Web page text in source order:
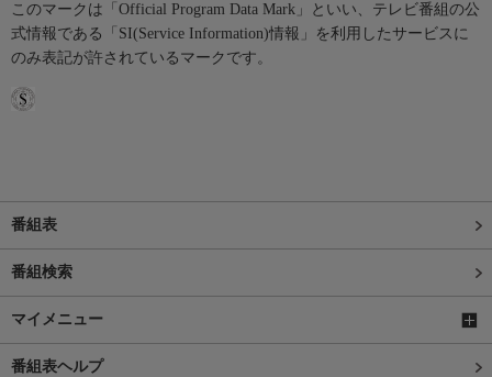
このマークは「Official Program Data Mark」といい、テレビ番組の公
式情報である「SI(Service Information)情報」を利用したサービスに
のみ表記が許されているマークです。
番組表
番組検索
マイメニュー
番組表ヘルプ